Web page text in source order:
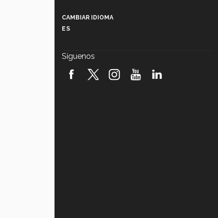
robótica FIRST 2026! (video)
CAMBIAR IDIOMA
ES
Síguenos